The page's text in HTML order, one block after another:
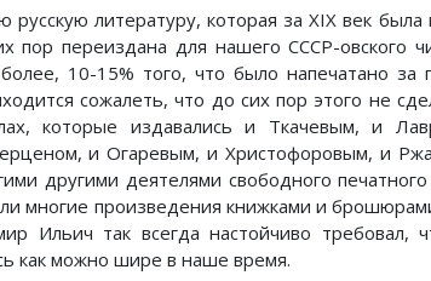
литературу, которая за XIX век
пор переиздана для нашего СССР-овского
10-15% того, что было напечатано за
сожалеть, что до сих пор этого не
которые издавались и Ткачевым, и
и Огаревым, и Христофоровым, и
другими деятелями свободного печатного
многие произведения книжками и
Ильич так всегда настойчиво требовал,
как можно шире в наше время.